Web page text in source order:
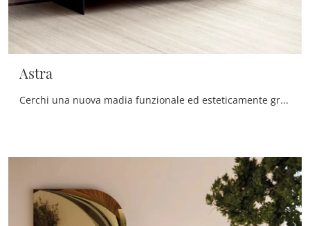
Astra
Cerchi una nuova madia funzionale ed esteticamente gradevole dalle linee moderne? Ti offriamo il modello Astra di Le Fablier, realizzato in legno.